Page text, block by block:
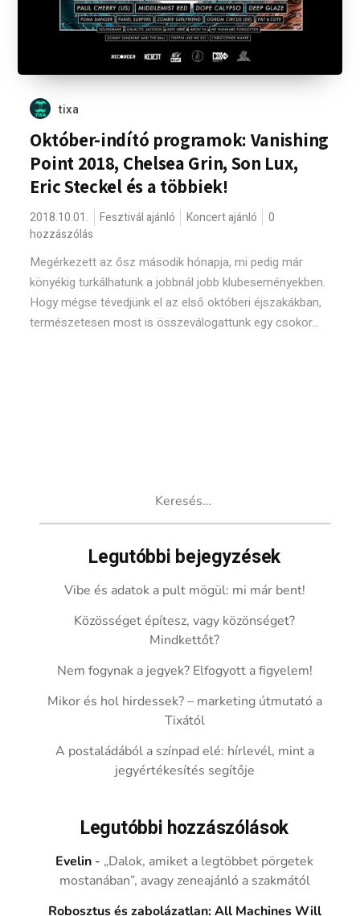
tixa
Október-indító programok: Vanishing
Point 2018, Chelsea Grin, Son Lux,
Eric Steckel és a többiek!
2018.10.01. Fesztivál ajánló Koncert ajánló
0
hozzászólás
Megérkezett az ősz második hónapja, mi pedig már
könyékig turkálhatunk a jobbnál jobb klubeseményekben.
Hogy mégse tévedjünk el az első októberi éjszakákban,
természetesen most is összeválogattunk egy csokor...
Legutóbbi bejegyzések
Vibe és adatok a pult mögül: mi már bent!
Közösséget építesz, vagy közönséget?
Mindkettőt?
Nem fogynak a jegyek? Elfogyott a figyelem!
Mikor és hol hirdessek? – marketing útmutató a
Tixától
A postaládából a színpad elé: hírlevél, mint a
jegyértékesítés segítője
Legutóbbi hozzászólások
Evelin - „Dalok, amiket a legtöbbet pörgetek
mostanában”, avagy zeneajánló a szakmától
Robosztus és zabolázatlan: All Machines Will